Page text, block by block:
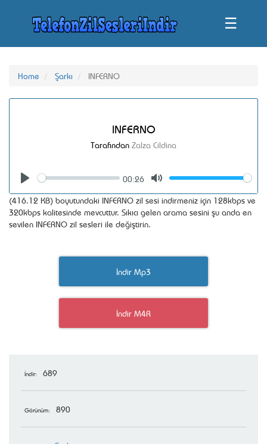
☰
Home Şarkı INFERNO
INFERNO
Tarafından Zalza Cildina
Seek
00:26
Volume
(416.12 KB) boyutundaki INFERNO zil sesi indirmeniz için 128kbps ve
320kbps kalitesinde mevcuttur. Sıkıcı gelen arama sesini şu anda en
sevilen INFERNO zil sesleri ile değiştirin.
İndir Mp3
İndir M4R
İndir: 689
Görünüm: 890